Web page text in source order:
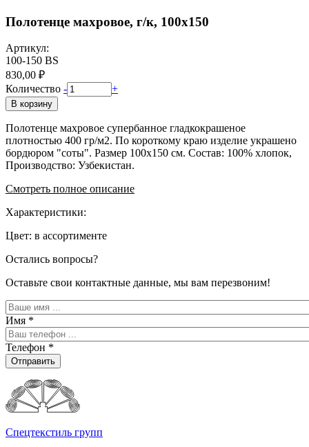
Полотенце махровое, г/к, 100х150
Артикул:
100-150 BS
830,00 ₽
Количество - +
В корзину
Полотенце махровое супербанное гладкокрашеное
плотностью 400 гр/м2. По короткому краю изделие украшено
бордюром "соты". Размер 100х150 см. Состав: 100% хлопок,
Производство: Узбекистан.
Смотреть полное описание
Характеристики:
Цвет: в ассортименте
Остались вопросы?
Оставьте свои контактные данные, мы вам перезвоним!
Имя *
Телефон *
Отправить
Спецтекстиль групп